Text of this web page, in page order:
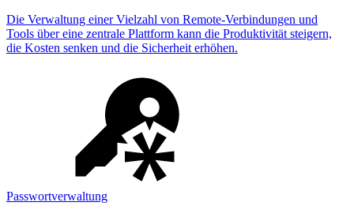
Die Verwaltung einer Vielzahl von Remote-Verbindungen und
Tools über eine zentrale Plattform kann die Produktivität steigern,
die Kosten senken und die Sicherheit erhöhen.
Passwortverwaltung